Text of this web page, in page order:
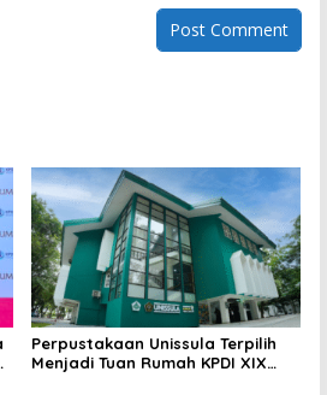
Perpustakaan Unissula Terpilih
Menjadi Tuan Rumah KPDI XIX